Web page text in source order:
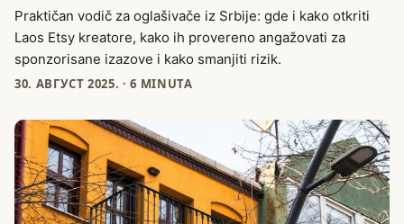
Praktičan vodič za oglašivače iz Srbije: gde i kako otkriti
Laos Etsy kreatore, kako ih proverenо angažovati za
sponzorisane izazove i kako smanjiti rizik.
30. АВГУСТ 2025. ·6 MINUTA